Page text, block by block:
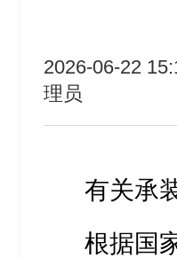
2026-06-22
理员
有关承
根据国